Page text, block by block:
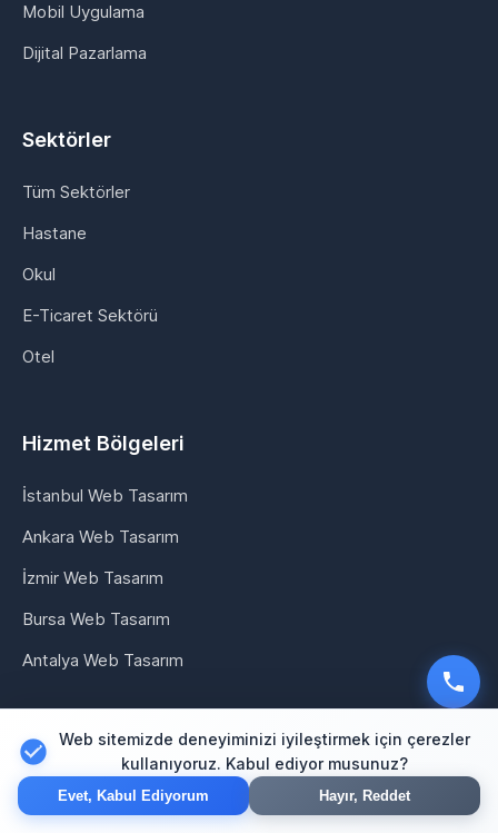
Mobil Uygulama
Dijital Pazarlama
Sektörler
Tüm Sektörler
Hastane
Okul
E-Ticaret Sektörü
Otel
Hizmet Bölgeleri
İstanbul Web Tasarım
Ankara Web Tasarım
İzmir Web Tasarım
Bursa Web Tasarım
Antalya Web Tasarım
İletişim
Telefon
Web sitemizde deneyiminizi iyileştirmek için çerezler
kullanıyoruz. Kabul ediyor musunuz?
Evet, Kabul Ediyorum Hayır, Reddet